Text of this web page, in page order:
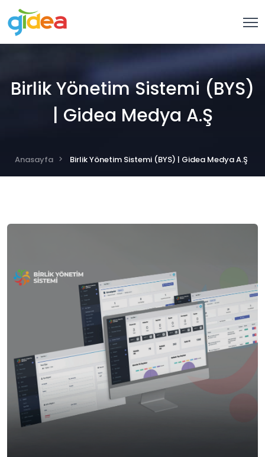
Birlik Yönetim Sistemi (BYS)
| Gidea Medya A.Ş
Anasayfa Birlik Yönetim Sistemi (BYS) | Gidea Medya A.Ş